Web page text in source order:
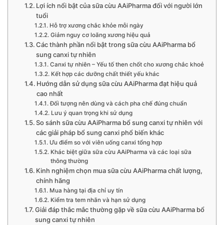
Lợi ích nổi bật của sữa cừu AAiPharma đối với người lớn
tuổi
Hỗ trợ xương chắc khỏe mỗi ngày
Giảm nguy cơ loãng xương hiệu quả
Các thành phần nổi bật trong sữa cừu AAiPharma bổ
sung canxi tự nhiên
Canxi tự nhiên – Yếu tố then chốt cho xương chắc khoẻ
Kết hợp các dưỡng chất thiết yếu khác
Hướng dẫn sử dụng sữa cừu AAiPharma đạt hiệu quả
cao nhất
Đối tượng nên dùng và cách pha chế đúng chuẩn
Lưu ý quan trọng khi sử dụng
So sánh sữa cừu AAiPharma bổ sung canxi tự nhiên với
các giải pháp bổ sung canxi phổ biến khác
Ưu điểm so với viên uống canxi tổng hợp
Khác biệt giữa sữa cừu AAiPharma và các loại sữa
thông thường
Kinh nghiệm chọn mua sữa cừu AAiPharma chất lượng,
chính hãng
Mua hàng tại địa chỉ uy tín
Kiểm tra tem nhãn và hạn sử dụng
Giải đáp thắc mắc thường gặp về sữa cừu AAiPharma bổ
sung canxi tự nhiên